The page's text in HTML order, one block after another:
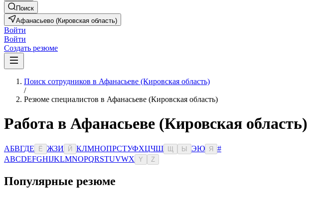
Поиск
Афанасьево (Кировская область)
Войти
Войти
Создать резюме
Поиск сотрудников в Афанасьеве (Кировская область)
/
Резюме специалистов в Афанасьеве (Кировская область)
Работа в Афанасьеве (Кировская область)
АБВГДЕ Ё ЖЗИ Й КЛМНОПРСТУФХЦЧШ Ы ЭЮ Я
#
ABCDEFGHIJKLMNOPQRSTUVWX Y Z
Популярные резюме